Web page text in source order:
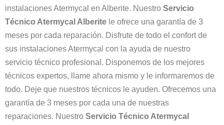
instalaciones Atermycal en Alberite. Nuestro Servicio
Técnico Atermycal Alberite le ofrece una garantía de 3
meses por cada reparación. Disfrute de todo el confort de
sus instalaciones Atermycal con la ayuda de nuestro
servicio técnico profesional. Disponemos de los mejores
técnicos expertos, llame ahora mismo y le informaremos de
todo. Deje que nuestros técnicos le ayuden. Ofrecemos una
garantía de 3 meses por cada una de nuestras
reparaciones. Nuestro Servicio Técnico Atermycal